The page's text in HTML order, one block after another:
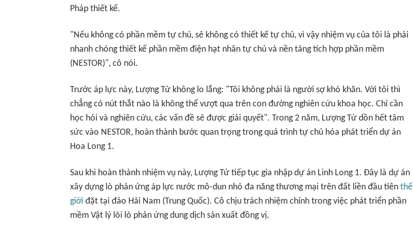
Pháp thiết kế.
"Nếu không có phần mềm tự chủ, sẽ không có thiết kế tự chủ, vì vậy nhiệm vụ của tôi là phải
nhanh chóng thiết kế phần mềm điện hạt nhân tự chủ và nền tảng tích hợp phần mềm
(NESTOR)", cô nói.
Trước áp lực này, Lượng Tử không lo lắng: "Tôi không phải là người sợ khó khăn. Với tôi thì
chẳng có nút thắt nào là không thể vượt qua trên con đường nghiên cứu khoa học. Chỉ cần
học hỏi và nghiên cứu, các vấn đề sẽ được giải quyết". Trong 2 năm, Lượng Tử dồn hết tâm
sức vào NESTOR, hoàn thành bước quan trọng trong quá trình tự chủ hóa phát triển dự án
Hoa Long 1.
Sau khi hoàn thành nhiệm vụ này, Lượng Tử tiếp tục gia nhập dự án Linh Long 1. Đây là dự án
xây dựng lò phản ứng áp lực nước mô-dun nhỏ đa năng thương mại trên đất liền đầu tiên thế
giới đặt tại đảo Hải Nam (Trung Quốc). Cô chịu trách nhiệm chính trong việc phát triển phần
mềm Vật lý lõi lò phản ứng dung dịch sản xuất đồng vị.